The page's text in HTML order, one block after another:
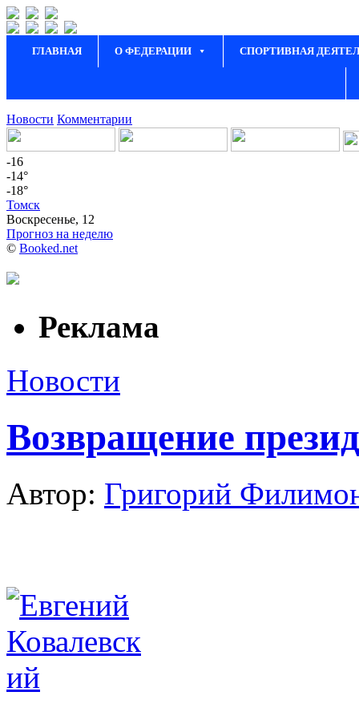
ГЛАВНАЯ О ФЕДЕРАЦИИ СПОРТИВНАЯ
Новости Комментарии
-16
-14°
-18°
Томск
Воскресенье, 12
Прогноз на неделю
© Booked.net
Реклама
Новости
Возвращение
Автор: Григорий